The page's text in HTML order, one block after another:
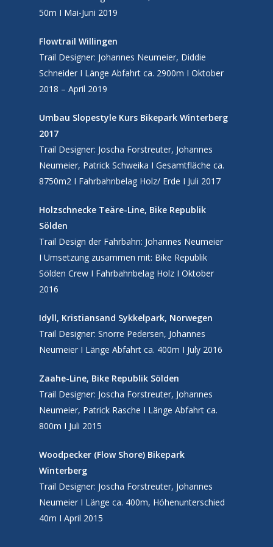
50m I Mai-Juni 2019
Flowtrail Willingen
Trail Designer: Johannes Neumeier, Diddie
Schneider I Länge Abfahrt ca. 2900m I Oktober
2018 – April 2019
Umbau Slopestyle Kurs Bikepark Winterberg
2017
Trail Designer: Joscha Forstreuter, Johannes
Neumeier, Patrick Schweika I Gesamtfläche ca.
8750m2 I Fahrbahnbelag Holz/ Erde I Juli 2017
Holzschnecke Teäre-Line, Bike Republik
Sölden
Trail Design der Fahrbahn: Johannes Neumeier
IUmsetzung zusammen mit: Bike Republik
Sölden Crew I Fahrbahnbelag Holz I Oktober
2016
Idyll, Kristiansand Sykkelpark, Norwegen
Trail Designer: Snorre Pedersen, Johannes
Neumeier I Länge Abfahrt ca. 400m I July 2016
Zaahe-Line, Bike Republik Sölden
Trail Designer: Joscha Forstreuter, Johannes
Neumeier, Patrick Rasche I Länge Abfahrt ca.
800m I Juli 2015
Woodpecker (Flow Shore) Bikepark
Winterberg
Trail Designer: Joscha Forstreuter, Johannes
Neumeier I Länge ca. 400m, Höhenunterschied
40m I April 2015